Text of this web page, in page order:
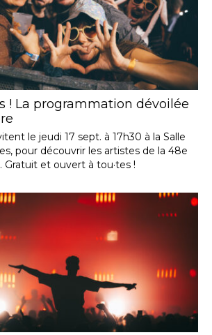
! La programmation dévoilée
le jeudi 17 sept. à 17h30 à la Salle
pour découvrir les artistes de la 48e
Gratuit et ouvert à tou·tes !